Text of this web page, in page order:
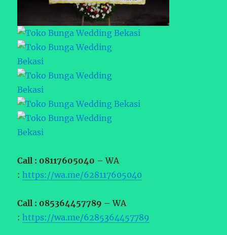
Call : 08117605040 –WA
:https://wa.me/628117605040
Call : 085364457789 –WA
:https://wa.me/6285364457789